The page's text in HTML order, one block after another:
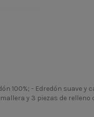
100%; - Edredón suave
y 3 piezas de